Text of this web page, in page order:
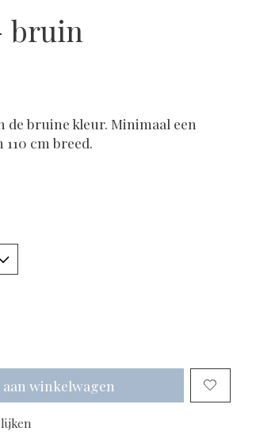
bruin
de bruine kleur. Minimaal een
cm breed.
aan winkelwagen